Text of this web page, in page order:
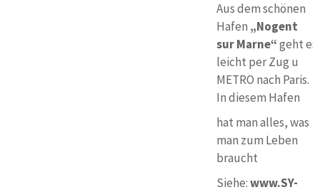
Aus dem schönen
Hafen „Nogent
sur Marne“geht es
leicht per Zug u
METRO nach Paris.
In diesem Hafen
hat man alles, was
man zum Leben
braucht
Siehe:www.SY-